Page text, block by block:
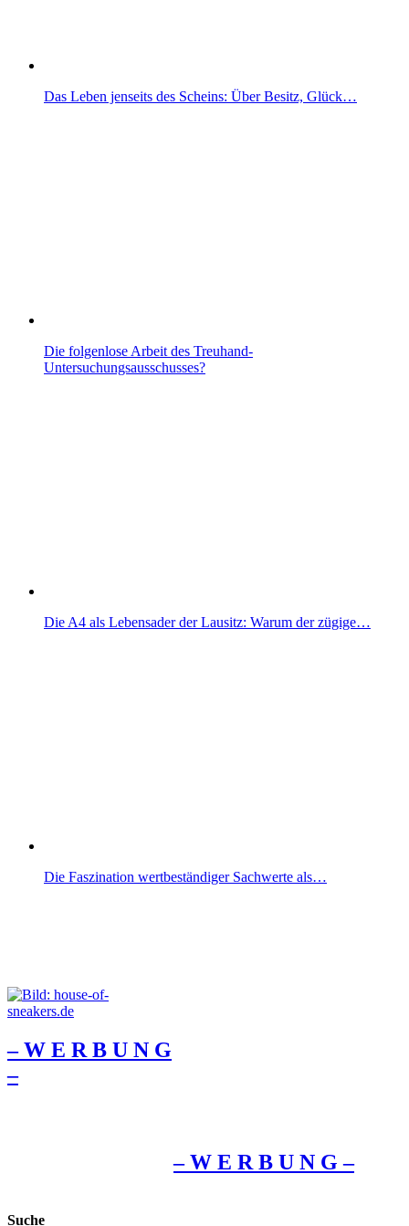
Das Leben jenseits des Scheins: Über Besitz, Glück…
Die folgenlose Arbeit des Treuhand-
Untersuchungsausschusses?
Die A4 als Lebensader der Lausitz: Warum der zügige…
Die Faszination wertbeständiger Sachwerte als…
– W Ε R Β U Ν G
–
– W Ε R Β U Ν G –
Suche